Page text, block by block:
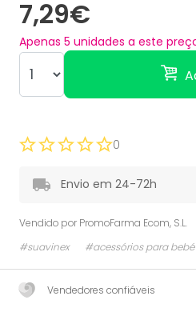
7,29€
Apenas 5 unidades a este
0
Envio em 24-72h
Vendido por PromoFarma Ecom, S.L.
#suavinex
#acessórios para bebé
Vendedores confiáveis